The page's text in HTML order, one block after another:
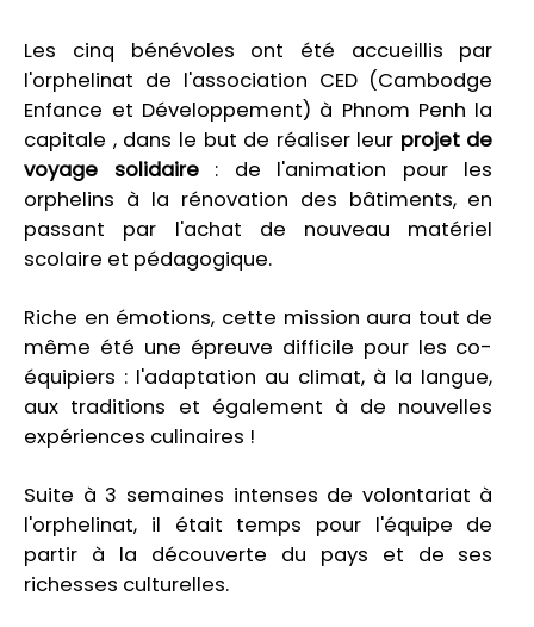
Les cinq bénévoles ont été accueillis par
l'orphelinat de l'association CED (Cambodge
Enfance et Développement) à Phnom Penh la
capitale , dans le but de réaliser leur projet de
voyage solidaire: de l'animation pour les
orphelins à la rénovation des bâtiments, en
passant par l'achat de nouveau matériel
scolaire et pédagogique.
Riche en émotions, cette mission aura tout de
même été une épreuve difficile pour les co-
équipiers : l'adaptation au climat, à la langue,
aux traditions et également à de nouvelles
expériences culinaires !
Suite à 3 semaines intenses de volontariat à
l'orphelinat, il était temps pour l'équipe de
partir à la découverte du pays et de ses
richesses culturelles.